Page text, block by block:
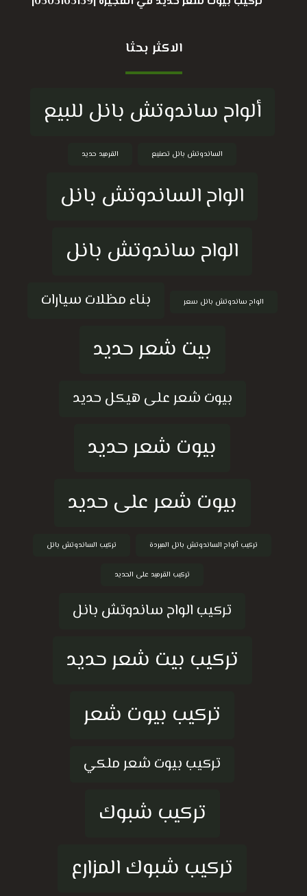
الاكثر بحثا
ألواح ساندوتش بانل للبيع
الساندوتش بانل تصنيع القرميد حديد
الواح الساندوتش بانل
الواح ساندوتش بانل
الواح ساندوتش بانل سعر بناء مظلات سيارات
بيت شعر حديد
بيوت شعر على هيكل حديد
بيوت شعر حديد
بيوت شعر على حديد
تركيب ألواح الساندوتش بانل المبردة تركيب الساندوتش بانل
تركيب القرميد على الحديد
تركيب الواح ساندوتش بانل
تركيب بيت شعر حديد
تركيب بيوت شعر
تركيب بيوت شعر ملكي
تركيب شبوك
تركيب شبوك المزارع